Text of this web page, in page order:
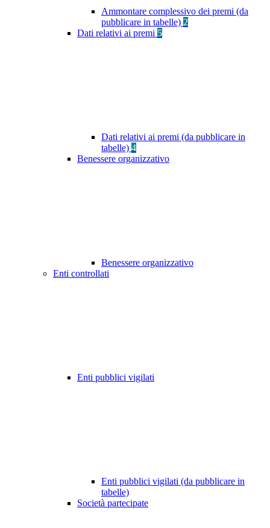
Ammontare complessivo dei premi (da
pubblicare in tabelle) 2
Dati relativi ai premi 5
Dati relativi ai premi (da pubblicare in
tabelle) 4
Benessere organizzativo
Benessere organizzativo
Enti controllati
Enti pubblici vigilati
Enti pubblici vigilati (da pubblicare in
tabelle)
Società partecipate